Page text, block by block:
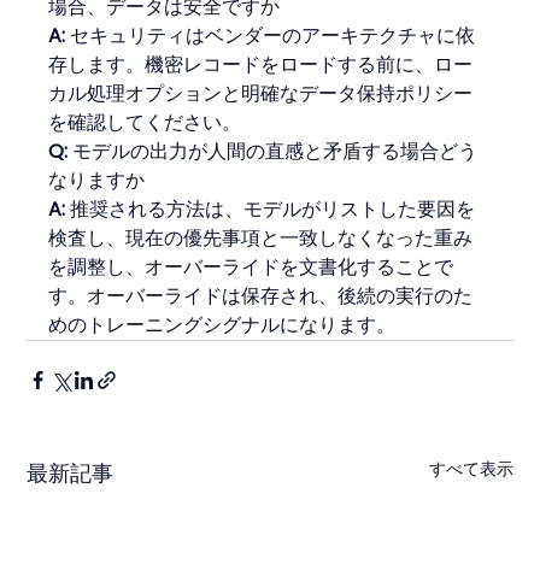
場合、データは安全ですか
A: セキュリティはベンダーのアーキテクチャに依
存します。機密レコードをロードする前に、ロー
カル処理オプションと明確なデータ保持ポリシー
を確認してください。
Q: モデルの出力が人間の直感と矛盾する場合どう
なりますか
A: 推奨される方法は、モデルがリストした要因を
検査し、現在の優先事項と一致しなくなった重み
を調整し、オーバーライドを文書化することで
す。オーバーライドは保存され、後続の実行のた
めのトレーニングシグナルになります。
最新記事 すべて表示